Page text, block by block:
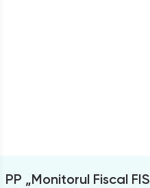
PP „Monitorul Fiscal